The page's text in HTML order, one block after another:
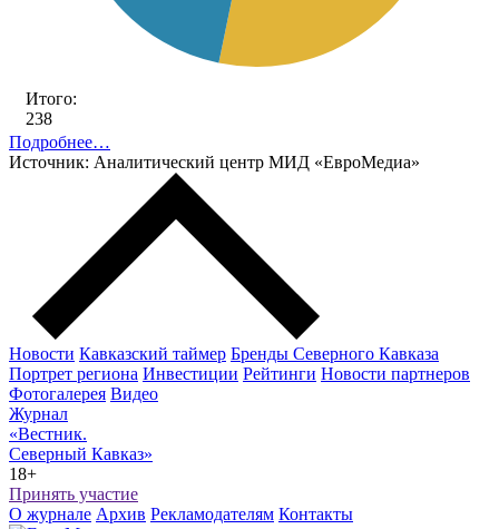
Итого:
238
Подробнее…
Источник: Аналитический центр МИД «ЕвроМедиа»
Новости Кавказский таймер Бренды Северного Кавказа
Портрет региона Инвестиции Рейтинги Новости партнеров
Фотогалерея Видео
Журнал
«Вестник.
Северный Кавказ»
18+
Принять участие
О журнале Архив Рекламодателям Контакты